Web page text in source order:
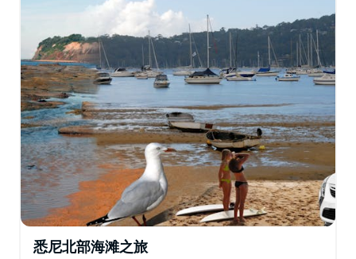
悉尼北部海滩之旅